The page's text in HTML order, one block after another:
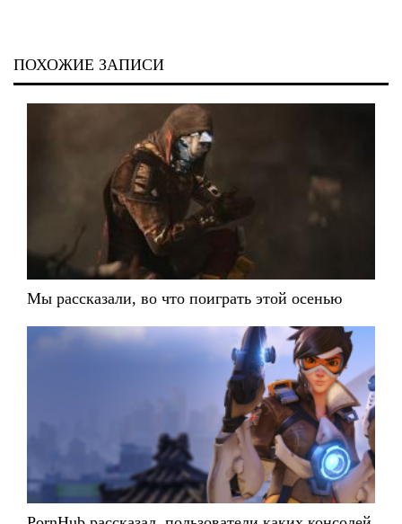
ПОХОЖИЕ ЗАПИСИ
Мы рассказали, во что поиграть этой осенью